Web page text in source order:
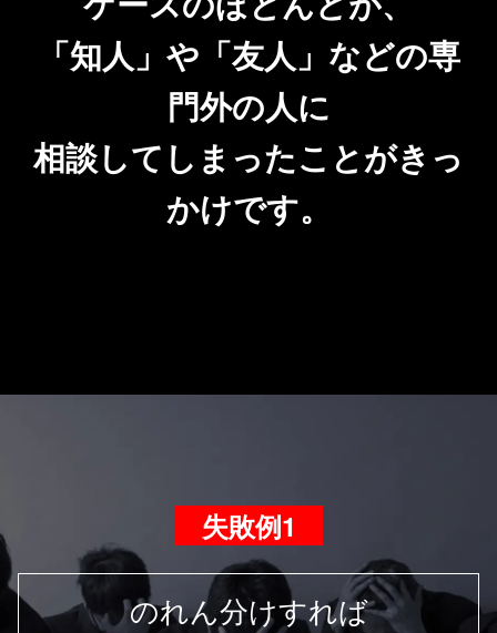
「知人」や「友人」などの専
門外の人に
相談してしまったことがきっ
かけです。
失敗例1
のれん分けすれば